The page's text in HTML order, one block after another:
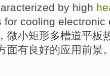
by high
for cooling electronic
， 微小矩形多槽道平板
面有良好的应用前景